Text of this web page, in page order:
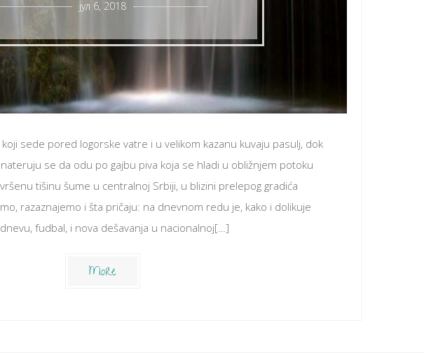
јул 6, 2018
sede pored logorske vatre i u velikom kazanu kuvaju pasulj, dok
se da odu po gajbu piva koja se hladi u obližnjem potoku
tišinu šume u centralnoj Srbiji, u blizini prelepog gradića
razaznajemo i šta pričaju: na dnevnom redu je, kako i dolikuje
fudbal, i nova dešavanja u nacionalnoj[…]
More